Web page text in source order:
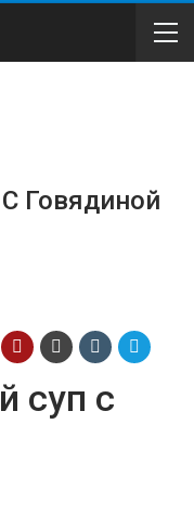
Говядиной
суп с